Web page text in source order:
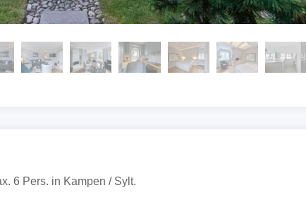
6 Pers. in Kampen / Sylt.